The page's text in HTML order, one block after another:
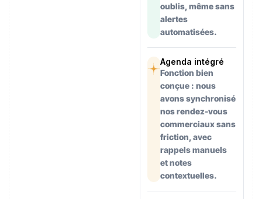
oublis, même sans
alertes
automatisées.
Agenda intégré
Fonction bien
conçue : nous
avons synchronisé
nos rendez-vous
commerciaux sans
friction, avec
rappels manuels
et notes
contextuelles.